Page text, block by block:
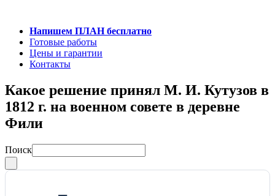
Напишем ПЛАН бесплатно
Готовые работы
Цены и гарантии
Контакты
Какое решение принял М. И. Кутузов в
1812 г. на военном совете в деревне
Фили
Поиск